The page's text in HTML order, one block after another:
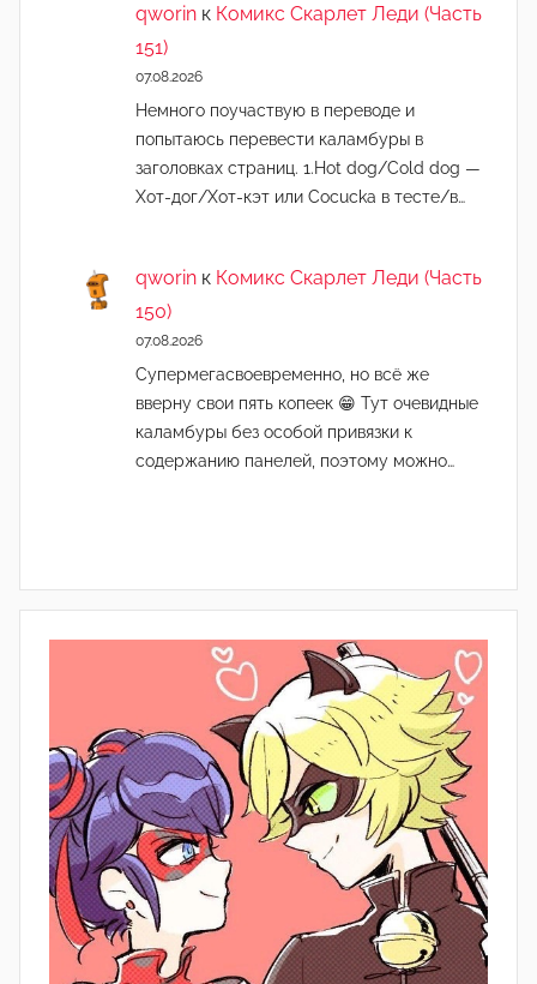
qworin к Комикс Скарлет Леди (Часть
151)
07.08.2026
Немного поучаствую в переводе и
попытаюсь перевести каламбуры в
заголовках страниц. 1.Hot dog/Cold dog —
Хот-дог/Хот-кэт или Cocucka в тесте/в…
qworin к Комикс Скарлет Леди (Часть
150)
07.08.2026
Супермегасвоевременно, но всё же
вверну свои пять копеек 😁 Тут очевидные
каламбуры без особой привязки к
содержанию панелей, поэтому можно…